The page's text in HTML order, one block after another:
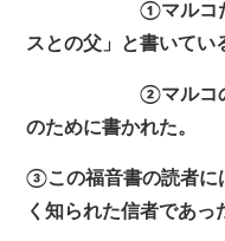
①マルコだけが
スとの父」と書いてい
②マルコの福音
のために書かれた。
③この福音書の読者に
く知られた信者であっ